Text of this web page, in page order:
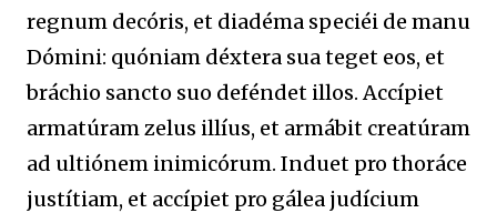
regnum decóris, et diadéma speciéi de manu
Dómini: quóniam déxtera sua teget eos, et
bráchio sancto suo deféndet illos. Accípiet
armatúram zelus illíus, et armábit creatúram
ad ultiónem inimicórum. Induet pro thoráce
justítiam, et accípiet pro gálea judícium